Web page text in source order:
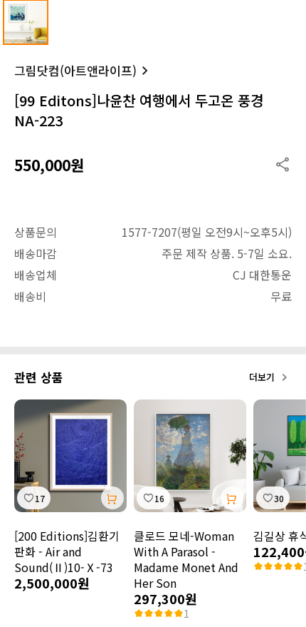
그림닷컴(아트앤라이프)
[99 Editons]나윤찬 여행에서 두고온 풍경
NA-223
550,000원
상품문의
1577-7207(평일 오전9시~오후5시)
배송마감
주문 제작 상품. 5-7일 소요.
배송업체
CJ 대한통운
배송비
무료
관련 상품 더보기
17
[200 Editions]김환기
판화 - Air and
Sound(Ⅱ)10-Ⅹ-73
2,500,000원
16
클로드 모네-Woman
With A Parasol -
Madame Monet And
Her Son
297,300원
1
30
김길상 휴
122,400
1